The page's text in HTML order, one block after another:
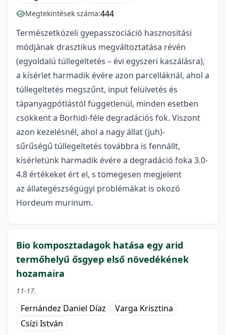
Megtekintések száma:444
Természetközeli gyepasszociáció hasznosítási
módjának drasztikus megváltoztatása révén
(egyoldalú túllegeltetés – évi egyszeri kaszálásra),
a kísérlet harmadik évére azon parcelláknál, ahol a
túllegeltetés megszűnt, input felülvetés és
tápanyagpótlástól függetlenül, minden esetben
csökkent a Borhidi-féle degradációs fok. Viszont
azon kezelésnél, ahol a nagy állat (juh)-
sűrűségű túllegeltetés továbbra is fennállt,
kísérletünk harmadik évére a degradáció foka 3.0-
4.8 értékeket ért el, s tömegesen megjelent
az állategészségügyi problémákat is okozó
Hordeum murinum.
Bio komposztadagok hatása egy arid
termőhelyű ősgyep első növedékének
hozamaira
11-17.
Fernández Daniel Díaz
Varga Krisztina
Csízi István